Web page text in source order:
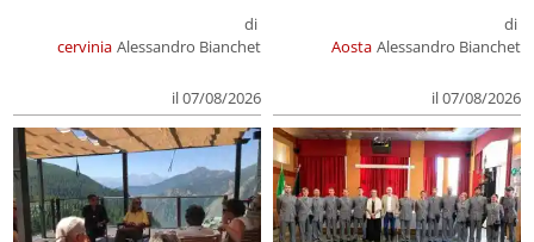
cervinia
di
Alessandro Bianchet
il 07/08/2026
Aosta
di
Alessandro Bianchet
il 07/08/2026